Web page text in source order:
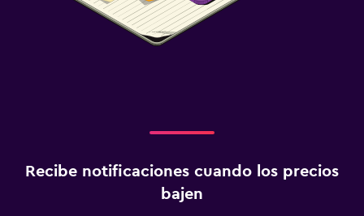
Recibe notificaciones cuando los precios
bajen